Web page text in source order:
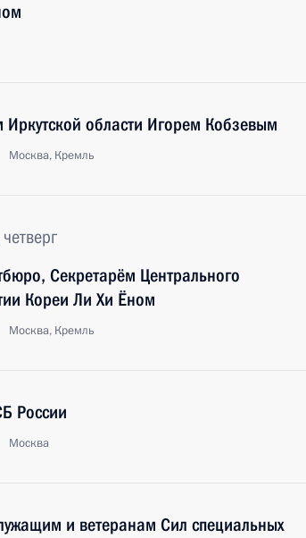
Иркутской области Игорем Кобзевым
Москва, Кремль
Секретарём Центрального
Кореи Ли Хи Ёном
Москва, Кремль
России
Москва
и ветеранам Сил специальных